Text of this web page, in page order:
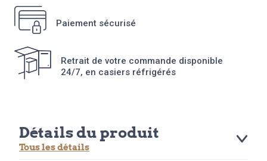
Paiement sécurisé
Retrait de votre commande disponible
24/7, en casiers réfrigérés
Détails du produit
Tous les détails